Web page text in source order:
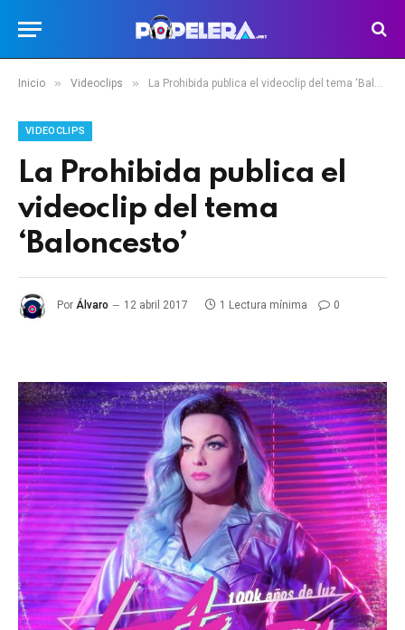
Inicio » Videoclips » La Prohibida publica el videoclip del tema ‘Baloncesto’
VIDEOCLIPS
La Prohibida publica el
videoclip del tema
‘Baloncesto’
Por Álvaro 12 abril 2017 1 Lectura mínima 0